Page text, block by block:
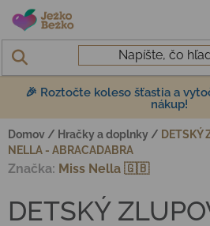
Prejsť na obsah
🎉 Roztočte koleso šťastia a
nákup!
Domov / Hračky a doplnky / DETSKÝ
NELLA - ABRACADABRA
DETSKÝ
Značka: Miss Nella 🇬🇧